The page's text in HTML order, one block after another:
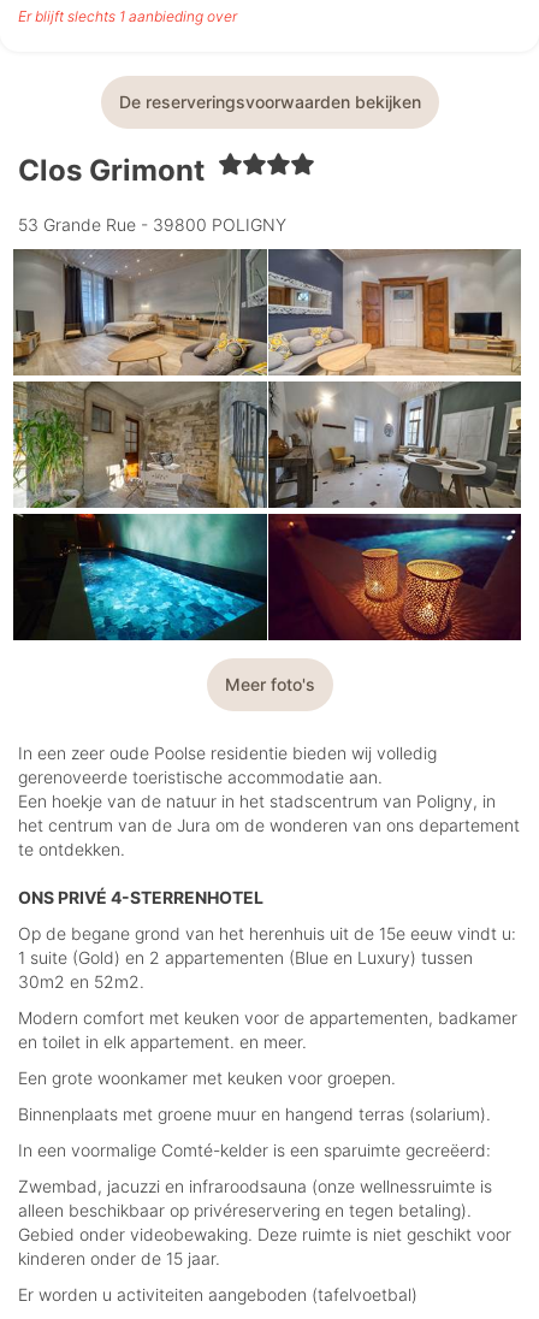
Er blijft slechts 1 aanbieding over
De reserveringsvoorwaarden bekijken
Clos Grimont
53 Grande Rue - 39800 POLIGNY
Meer foto's
In een zeer oude Poolse residentie bieden wij volledig
gerenoveerde toeristische accommodatie aan.
Een hoekje van de natuur in het stadscentrum van Poligny, in
het centrum van de Jura om de wonderen van ons departement
te ontdekken.
ONS PRIVÉ 4-STERRENHOTEL
Op de begane grond van het herenhuis uit de 15e eeuw vindt u:
1 suite (Gold) en 2 appartementen (Blue en Luxury) tussen
30m2 en 52m2.
Modern comfort met keuken voor de appartementen, badkamer
en toilet in elk appartement. en meer.
Een grote woonkamer met keuken voor groepen.
Binnenplaats met groene muur en hangend terras (solarium).
In een voormalige Comté-kelder is een sparuimte gecreëerd:
Zwembad, jacuzzi en infraroodsauna (onze wellnessruimte is
alleen beschikbaar op privéreservering en tegen betaling).
Gebied onder videobewaking. Deze ruimte is niet geschikt voor
kinderen onder de 15 jaar.
Er worden u activiteiten aangeboden (tafelvoetbal)